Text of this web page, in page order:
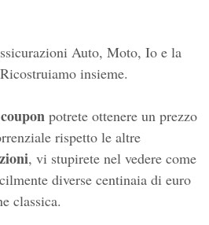
Auto, Moto, Io e la
insieme.
coupon potrete ottenere un prezzo
rispetto le altre
, vi stupirete nel vedere come
diverse centinaia di euro
classica.